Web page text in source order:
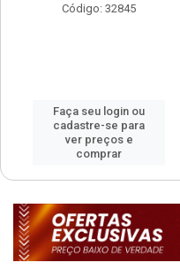
Código: 32845
Faça seu login ou
cadastre-se para
ver preços e
comprar